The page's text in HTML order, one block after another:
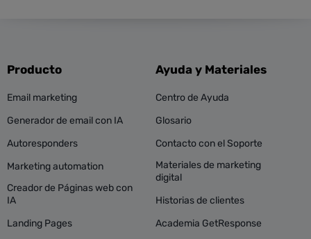
Producto
Email marketing
Generador de email con IA
Autoresponders
Marketing automation
Creador de Páginas web con
IA
Landing Pages
Ayuda y Materiales
Centro de Ayuda
Glosario
Contacto con el Soporte
Materiales de marketing
digital
Historias de clientes
Academia GetResponse